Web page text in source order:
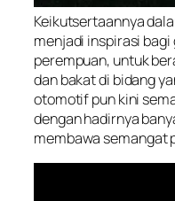
Keikutsertaannya
menjadi inspirasi
perempuan, untuk
dan bakat di bidang
otomotif pun kini
dengan hadirnya
membawa semangat